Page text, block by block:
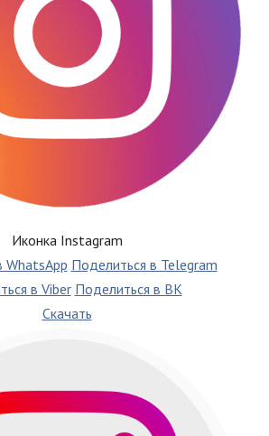
Иконка Instagram
WhatsApp Поделиться в Telegram
в Viber Поделиться в ВК
Скачать